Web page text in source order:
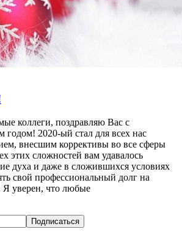
коллеги, поздравляю Вас с
2020-ый стал для всех нас
внесшим коррективы во все сферы
этих сложностей вам удавалось
духа и даже в сложившихся условиях
свой профессиональный долг на
уверен, что любые